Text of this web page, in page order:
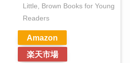
Little, Brown Books for Young
Readers
Amazon
楽天市場